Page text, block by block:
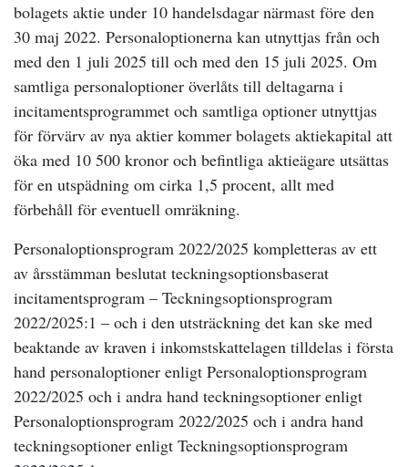
bolagets aktie under 10 handelsdagar närmast före den
30 maj 2022. Personaloptionerna kan utnyttjas från och
med den 1 juli 2025 till och med den 15 juli 2025. Om
samtliga personaloptioner överlåts till deltagarna i
incitamentsprogrammet och samtliga optioner utnyttjas
för förvärv av nya aktier kommer bolagets aktiekapital att
öka med 10 500 kronor och befintliga aktieägare utsättas
för en utspädning om cirka 1,5 procent, allt med
förbehåll för eventuell omräkning.
Personaloptionsprogram 2022/2025 kompletteras av ett
av årsstämman beslutat teckningsoptionsbaserat
incitamentsprogram – Teckningsoptionsprogram
2022/2025:1 – och i den utsträckning det kan ske med
beaktande av kraven i inkomstskattelagen tilldelas i första
hand personaloptioner enligt Personaloptionsprogram
2022/2025 och i andra hand teckningsoptioner enligt
Personaloptionsprogram 2022/2025 och i andra hand
teckningsoptioner enligt Teckningsoptionsprogram